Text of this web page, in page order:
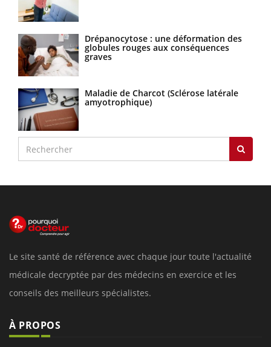
Drépanocytose : une déformation des
globules rouges aux conséquences
graves
Maladie de Charcot (Sclérose latérale
amyotrophique)
Le site santé de référence avec chaque jour toute l'actualité
médicale decryptée par des médecins en exercice et les
conseils des meilleurs spécialistes.
À PROPOS